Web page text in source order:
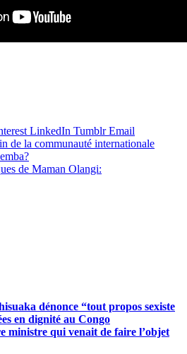
LinkedIn Tumblr Email
de la communauté internationale
de Maman Olangi:
dénonce “tout propos sexiste
en dignité au Congo
ministre qui venait de faire l’objet